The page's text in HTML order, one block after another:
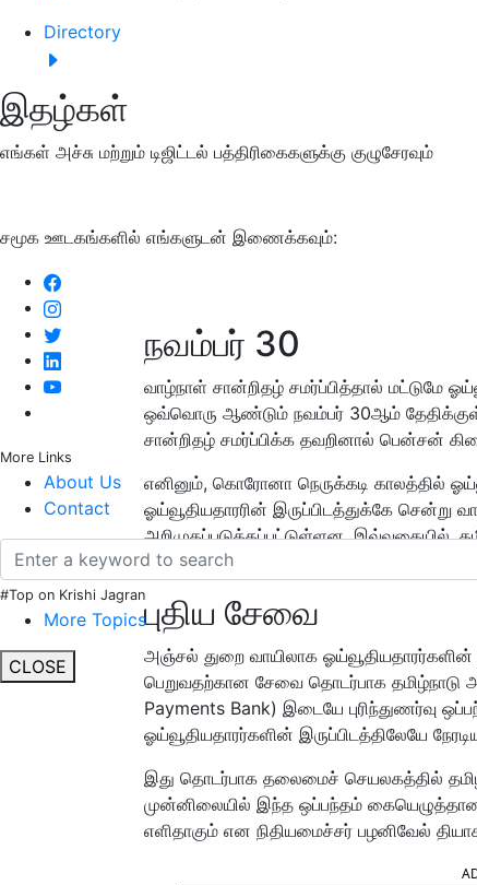
Directory
இதழ்கள்
எங்கள் அச்சு மற்றும் டிஜிட்டல் பத்திரிகைகளுக்கு குழுசேரவும்
சமூக ஊடகங்களில் எங்களுடன் இணைக்கவும்:
More Links
About Us
Contact
#Top on Krishi Jagran
More Topics
CLOSE
நவம்பர் 30
வாழ்நாள் சான்றிதழ் சமர்ப்பித்தால் மட்டுமே
ஒவ்வொரு ஆண்டும் நவம்பர் 30ஆம்
சான்றிதழ் சமர்ப்பிக்க தவறினால் பென்சன்
எனினும், கொரோனா நெருக்கடி காலத்தில்
ஓய்வூதியதாரரின் இருப்பிடத்துக்கே
அறிமுகப்படுத்தப்பட்டுள்ளன. இவ்வகையில்,
கையெழுத்திட்டுள்ளது.
புதிய சேவை
அஞ்சல் துறை வாயிலாக
பெறுவதற்கான சேவை தொடர்பாக தமிழ்நாடு
Payments Bank) இடையே புரிந்துணர்வு
ஓய்வூதியதாரர்களின் இருப்பிடத்திலேயே
இது தொடர்பாக தலைமைச் செயலகத்தில்
முன்னிலையில் இந்த ஒப்பந்தம்
எளிதாகும் என நிதியமைச்சர் பழனிவேல்